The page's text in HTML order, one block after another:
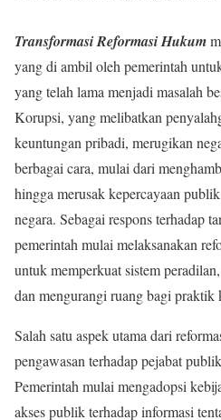
Transformasi Reformasi Hukum
yang di ambil oleh pemerintah
yang telah lama menjadi masalah
Korupsi, yang melibatkan
keuntungan pribadi, merugikan
berbagai cara, mulai dari
hingga merusak kepercayaan
negara. Sebagai respons terhadap
pemerintah mulai melaksanakan
untuk memperkuat sistem
dan mengurangi ruang bagi praktik
Salah satu aspek utama dari
pengawasan terhadap pejabat
Pemerintah mulai mengadopsi
akses publik terhadap informasi